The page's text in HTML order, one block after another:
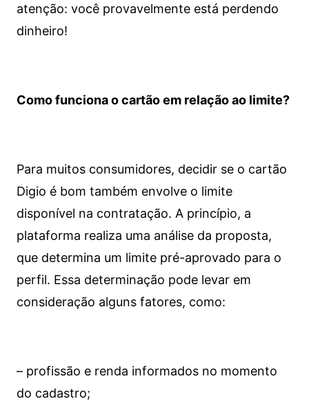
atenção: você provavelmente está perdendo
dinheiro!
Como funciona o cartão em relação ao limite?
Para muitos consumidores, decidir se o cartão
Digio é bom também envolve o limite
disponível na contratação. A princípio, a
plataforma realiza uma análise da proposta,
que determina um limite pré-aprovado para o
perfil. Essa determinação pode levar em
consideração alguns fatores, como:
– profissão e renda informados no momento
do cadastro;